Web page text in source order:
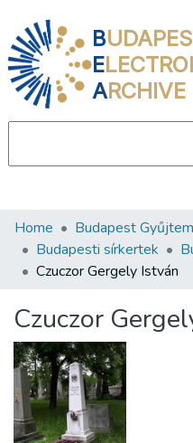
B
E
ARCHIVE
Communities &
All of DSpace
About us
Home Budapest
Budapesti sírkertek
Czuczor Gergely István
Czuczor